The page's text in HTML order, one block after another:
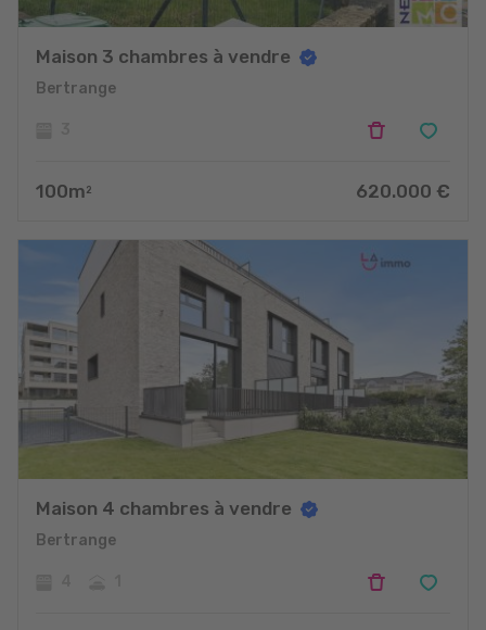
Maison 3 chambres à vendre
Bertrange
100m 2 620.000 €
Maison 4 chambres à vendre
Bertrange